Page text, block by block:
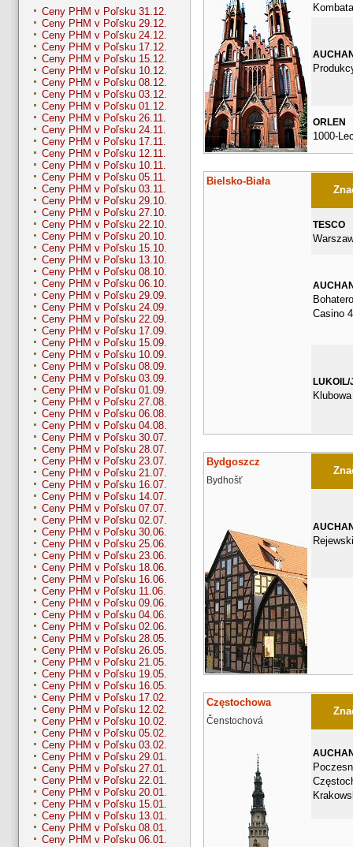
Ceny PHM v Poľsku 31.12.
Ceny PHM v Poľsku 29.12.
Ceny PHM v Poľsku 24.12.
Ceny PHM v Poľsku 17.12.
Ceny PHM v Poľsku 15.12.
Ceny PHM v Poľsku 10.12.
Ceny PHM v Poľsku 08.12.
Ceny PHM v Poľsku 03.12.
Ceny PHM v Poľsku 01.12.
Ceny PHM v Poľsku 26.11.
Ceny PHM v Poľsku 24.11.
Ceny PHM v Poľsku 17.11.
Ceny PHM v Poľsku 12.11.
Ceny PHM v Poľsku 10.11.
Ceny PHM v Poľsku 05.11.
Ceny PHM v Poľsku 03.11.
Ceny PHM v Poľsku 29.10.
Ceny PHM v Poľsku 27.10.
Ceny PHM v Poľsku 22.10.
Ceny PHM v Poľsku 20.10.
Ceny PHM v Poľsku 15.10.
Ceny PHM v Poľsku 13.10.
Ceny PHM v Poľsku 08.10.
Ceny PHM v Poľsku 06.10.
Ceny PHM v Poľsku 29.09.
Ceny PHM v Poľsku 24.09.
Ceny PHM v Poľsku 22.09.
Ceny PHM v Poľsku 17.09.
Ceny PHM v Poľsku 15.09.
Ceny PHM v Poľsku 10.09.
Ceny PHM v Poľsku 08.09.
Ceny PHM v Poľsku 03.09.
Ceny PHM v Poľsku 01.09.
Ceny PHM v Poľsku 27.08.
Ceny PHM v Poľsku 06.08.
Ceny PHM v Poľsku 04.08.
Ceny PHM v Poľsku 30.07.
Ceny PHM v Poľsku 28.07.
Ceny PHM v Poľsku 23.07.
Ceny PHM v Poľsku 21.07.
Ceny PHM v Poľsku 16.07.
Ceny PHM v Poľsku 14.07.
Ceny PHM v Poľsku 07.07.
Ceny PHM v Poľsku 02.07.
Ceny PHM v Poľsku 30.06.
Ceny PHM v Poľsku 25.06.
Ceny PHM v Poľsku 23.06.
Ceny PHM v Poľsku 18.06.
Ceny PHM v Poľsku 16.06.
Ceny PHM v Poľsku 11.06.
Ceny PHM v Poľsku 09.06.
Ceny PHM v Poľsku 04.06.
Ceny PHM v Poľsku 02.06.
Ceny PHM v Poľsku 28.05.
Ceny PHM v Poľsku 26.05.
Ceny PHM v Poľsku 21.05.
Ceny PHM v Poľsku 19.05.
Ceny PHM v Poľsku 16.05.
Ceny PHM v Poľsku 17.02.
Ceny PHM v Poľsku 12.02.
Ceny PHM v Poľsku 10.02.
Ceny PHM v Poľsku 05.02.
Ceny PHM v Poľsku 03.02.
Ceny PHM v Poľsku 29.01.
Ceny PHM v Poľsku 27.01.
Ceny PHM v Poľsku 22.01.
Ceny PHM v Poľsku 20.01.
Ceny PHM v Poľsku 15.01.
Ceny PHM v Poľsku 13.01.
Ceny PHM v Poľsku 08.01.
Ceny PHM v Poľsku 06.01.
ORLEN
1000-
Bielsko-Biała
TESCO
Casino
LUKOIL/
Bydgoszcz
Bydhošť
Częstochowa
Čenstochová